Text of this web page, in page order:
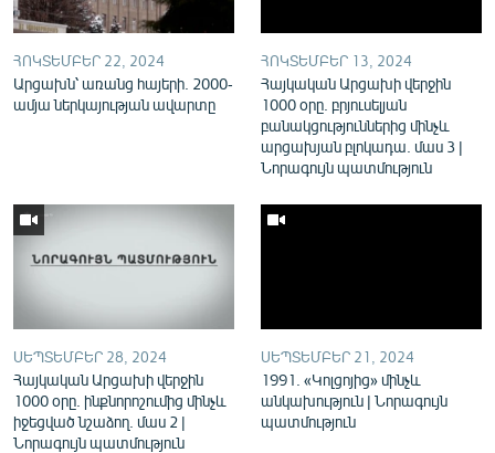
English
Русский
ՀԵՏԵՎԵՔ ՄԵԶ
«Ազատության» բոլոր կայքերը
ՀՈԿՏԵՄԲԵՐ 22, 2024
Արցախն՝ առանց հայերի. 2000-
ամյա ներկայության ավարտը
ՀՈԿՏԵՄԲԵՐ 13, 2024
Հայկական Արցախի վերջին
1000 օրը. բրյուսելյան
բանակցություններից մինչև
արցախյան բլոկադա. մաս 3 |
Նորագույն պատմություն
ՍԵՊՏԵՄԲԵՐ 28, 2024
Հայկական Արցախի վերջին
1000 օրը. ինքնորոշումից մինչև
իջեցված նշաձող. մաս 2 |
Նորագույն պատմություն
ՍԵՊՏԵՄԲԵՐ 21, 2024
1991. «Կոլցոյից» մինչև
անկախություն | Նորագույն
պատմություն